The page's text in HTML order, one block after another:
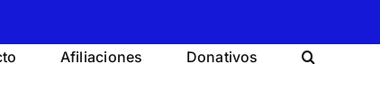
Afiliaciones Donativos